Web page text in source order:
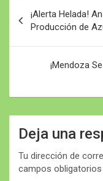
de
entradas
¡Alerta Helada!
Producción de
¡Mendoza
Deja una
Tu dirección de
campos